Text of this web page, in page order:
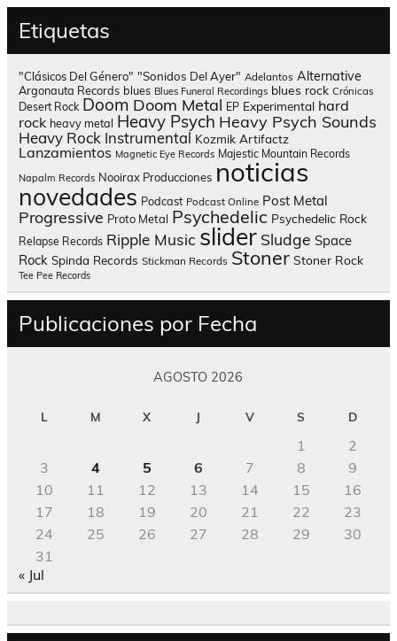
Etiquetas
"Clásicos Del Género" "Sonidos Del Ayer" Adelantos Alternative
Argonauta Records blues Blues Funeral Recordings blues rock Crónicas
Desert Rock Doom Doom Metal EP Experimental hard
rock heavy metal Heavy Psych Heavy Psych Sounds
Heavy Rock Instrumental Kozmik Artifactz
Lanzamientos Magnetic Eye Records Majestic Mountain Records
Napalm Records Nooirax Producciones noticias
novedades Podcast Podcast Online Post Metal
Progressive Proto Metal Psychedelic Psychedelic Rock
Relapse Records Ripple Music slider Sludge Space
Rock Spinda Records Stickman Records Stoner Stoner Rock
Tee Pee Records
Publicaciones por Fecha
AGOSTO 2026
L M X J V S D
1
2
3
4 5 6 7 8
9
10
11 12 13 14 15
16
17
18 19 20 21 22
23
24
25 26 27 28 29
30
31
« Jul